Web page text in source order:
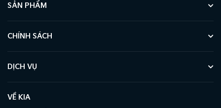
SẢN PHẨM
CHÍNH SÁCH
DỊCH VỤ
VỀ KIA